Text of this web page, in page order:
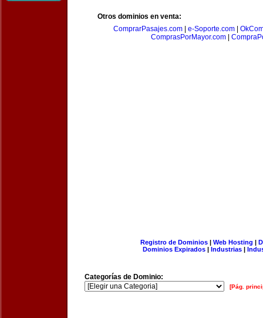
Otros dominios en venta:
ComprarPasajes.com
e-Soporte.com
ComprasPorMayor.com|
Registro de Dominios| Web Hosting |
Dominios Expirados | Industrias |
Categorías de Dominio:
[Pág.